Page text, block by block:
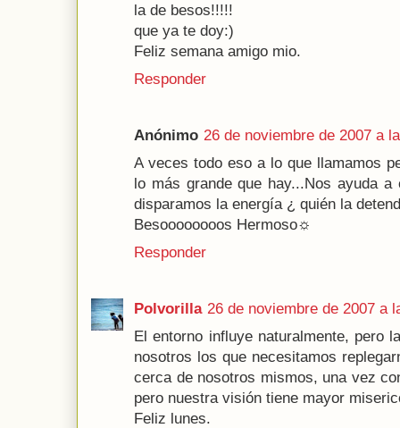
la de besos!!!!!
que ya te doy:)
Feliz semana amigo mio.
Responder
Anónimo 26 de noviembre de 2007 a
A veces todo eso a lo que llamamos
lo más grande que hay...Nos ayuda
disparamos la energía ¿ quién la
Besoooooooos Hermoso☼
Responder
Polvorilla 26 de noviembre de 2007 a
El entorno influye naturalmente, pero
nosotros los que necesitamos
cerca de nosotros mismos, una vez
pero nuestra visión tiene mayor
Feliz lunes.